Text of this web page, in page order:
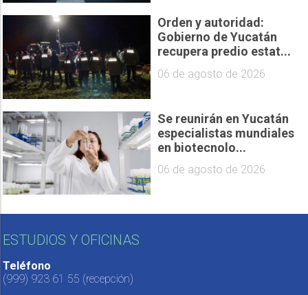
Orden y autoridad:
Gobierno de Yucatán
recupera predio estat...
06 de agosto de 2026
Se reunirán en Yucatán
especialistas mundiales
en biotecnolo...
06 de agosto de 2026
ESTUDIOS Y OFICINAS
Teléfono
(999) 923 61 55 (recepción)